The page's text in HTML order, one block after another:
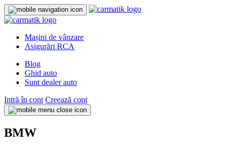
Mașini de vânzare
Asigurări RCA
Blog
Ghid auto
Sunt dealer auto
Intră în cont Creează cont
BMW